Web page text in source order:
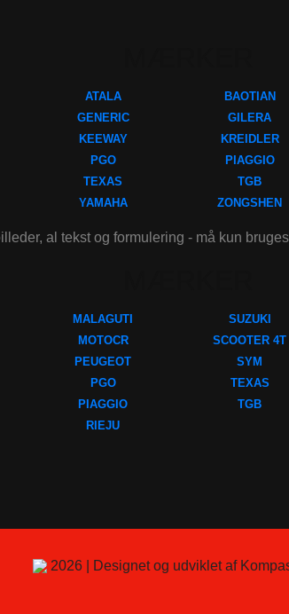
ATALA
GENERIC
KEEWAY
PGO
TEXAS
YAMAHA
BAOTIAN
GILERA
KREIDLER
PIAGGIO
TGB
ZONGSHEN
al tekst og formulering - må kun
MALAGUTI
MOTOCR
PEUGEOT
PGO
PIAGGIO
RIEJU
SUZUKI
SCOOTER 4T
SYM
TEXAS
TGB
2026 | Designet og udviklet af